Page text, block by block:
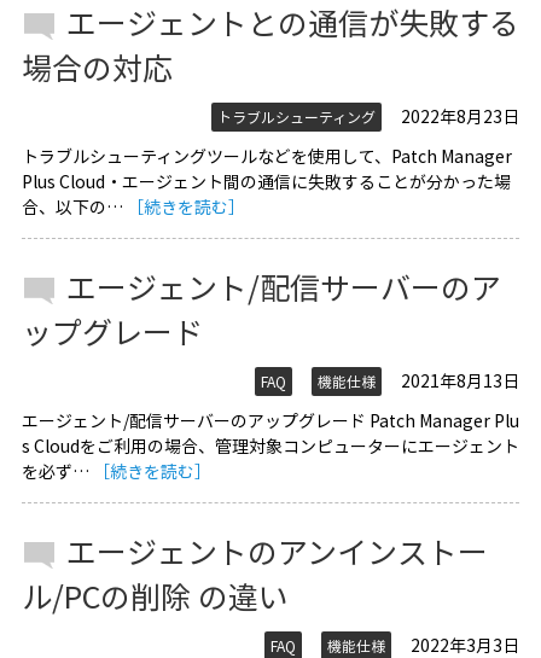
エージェントとの通信が失敗する
場合の対応
トラブルシューティング
2022年8月23日
トラブルシューティングツールなどを使用して、Patch Manager
Plus Cloud・エージェント間の通信に失敗することが分かった場
合、以下の…
［続きを読む］
エージェント/配信サーバーのア
ップグレード
FAQ 機能仕様
2021年8月13日
エージェント/配信サーバーのアップグレード Patch Manager Plu
s Cloudをご利用の場合、管理対象コンピューターにエージェント
を必ず…
［続きを読む］
エージェントのアンインストー
ル/PCの削除 の違い
FAQ 機能仕様
2022年3月3日